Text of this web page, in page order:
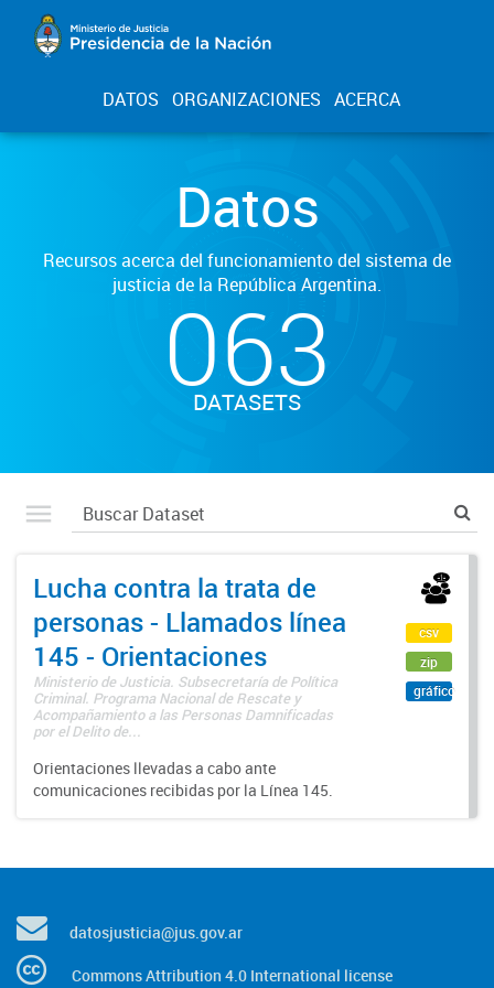
DATOS ORGANIZACIONES ACERCA
Datos
Recursos acerca del funcionamiento del sistema de
justicia de la República Argentina.
063
DATASETS
Lucha contra la trata de
personas - Llamados línea
145 - Orientaciones
Ministerio de Justicia. Subsecretaría de Política
Criminal. Programa Nacional de Rescate y
Acompañamiento a las Personas Damnificadas
por el Delito de...
Orientaciones llevadas a cabo ante
comunicaciones recibidas por la Línea 145.
csv
zip
gráfico
datosjusticia@jus.gov.ar
Commons Attribution 4.0 International license